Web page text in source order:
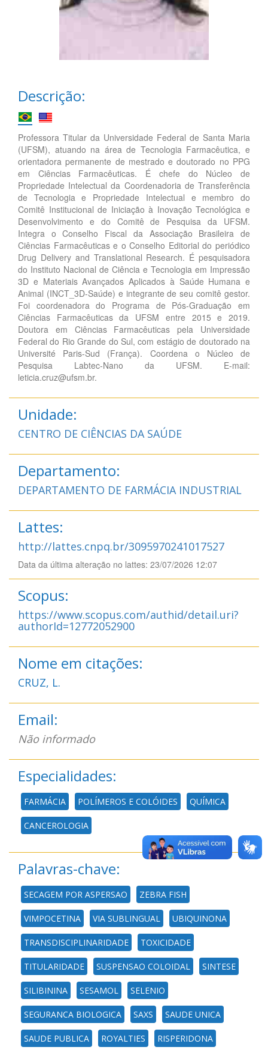
Descrição:
Professora Titular da Universidade Federal de Santa Maria
(UFSM), atuando na área de Tecnologia Farmacêutica, e
orientadora permanente de mestrado e doutorado no PPG
em Ciências Farmacêuticas. É chefe do Núcleo de
Propriedade Intelectual da Coordenadoria de Transferência
de Tecnologia e Propriedade Intelectual e membro do
Comitê Institucional de Iniciação à Inovação Tecnológica e
Desenvolvimento e do Comitê de Pesquisa da UFSM.
Integra o Conselho Fiscal da Associação Brasileira de
Ciências Farmacêuticas e o Conselho Editorial do periódico
Drug Delivery and Translational Research. É pesquisadora
do Instituto Nacional de Ciência e Tecnologia em Impressão
3D e Materiais Avançados Aplicados à Saúde Humana e
Animal (INCT_3D-Saúde) e integrante de seu comitê gestor.
Foi coordenadora do Programa de Pós-Graduação em
Ciências Farmacêuticas da UFSM entre 2015 e 2019.
Doutora em Ciências Farmacêuticas pela Universidade
Federal do Rio Grande do Sul, com estágio de doutorado na
Université Paris-Sud (França). Coordena o Núcleo de
Pesquisa Labtec-Nano da UFSM. E-mail:
leticia.cruz@ufsm.br.
Unidade:
CENTRO DE CIÊNCIAS DA SAÚDE
Departamento:
DEPARTAMENTO DE FARMÁCIA INDUSTRIAL
Lattes:
http://lattes.cnpq.br/3095970241017527
Data da última alteração no lattes: 23/07/2026 12:07
Scopus:
https://www.scopus.com/authid/detail.uri?
authorId=12772052900
Nome em citações:
CRUZ, L.
Email:
Não informado
Especialidades:
FARMÁCIA POLÍMEROS E COLÓIDES QUÍMICA
CANCEROLOGIA
Palavras-chave:
SECAGEM POR ASPERSAO ZEBRA FISH
VIMPOCETINA VIA SUBLINGUAL UBIQUINONA
TRANSDISCIPLINARIDADE TOXICIDADE
TITULARIDADE SUSPENSAO COLOIDAL SINTESE
SILIBININA SESAMOL SELENIO
SEGURANCA BIOLOGICA SAXS SAUDE UNICA
SAUDE PUBLICA ROYALTIES RISPERIDONA